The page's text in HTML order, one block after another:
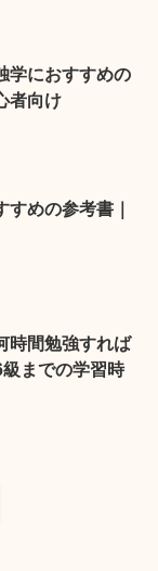
学におすすめの
者向け
めの参考書｜
時間勉強すれば
までの学習時